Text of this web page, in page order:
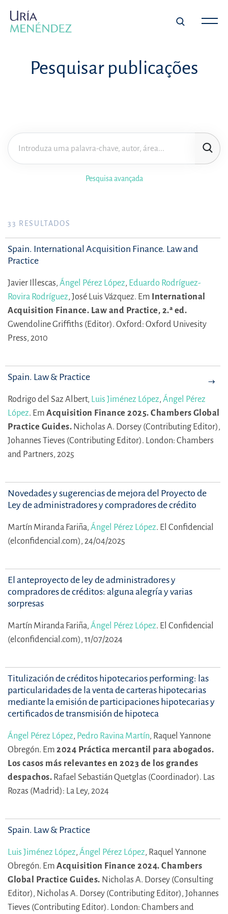
Pesquisar publicações
Pesquisa avançada
33 RESULTADOS
Spain. International Acquisition Finance. Law and
Practice
Javier Illescas, Ángel Pérez López, Eduardo Rodríguez-
Rovira Rodríguez, José Luis Vázquez. Em International
Acquisition Finance. Law and Practice, 2.ª ed.
Gwendoline Griffiths (Editor). Oxford: Oxford Univesity
Press, 2010
Spain. Law & Practice
Rodrigo del Saz Albert, Luis Jiménez López, Ángel Pérez
López. Em Acquisition Finance 2025. Chambers Global
Practice Guides. Nicholas A. Dorsey (Contributing Editor),
Johannes Tieves (Contributing Editor). London: Chambers
and Partners, 2025
Novedades y sugerencias de mejora del Proyecto de
Ley de administradores y compradores de crédito
Martín Miranda Fariña, Ángel Pérez López. El Confidencial
(elconfidencial.com), 24/04/2025
El anteproyecto de ley de administradores y
compradores de créditos: alguna alegría y varias
sorpresas
Martín Miranda Fariña, Ángel Pérez López. El Confidencial
(elconfidencial.com), 11/07/2024
Titulización de créditos hipotecarios performing: las
particularidades de la venta de carteras hipotecarias
mediante la emisión de participaciones hipotecarias y
certificados de transmisión de hipoteca
Ángel Pérez López, Pedro Ravina Martín, Raquel Yannone
Obregón. Em 2024 Práctica mercantil para abogados.
Los casos más relevantes en 2023 de los grandes
despachos. Rafael Sebastián Quetglas (Coordinador). Las
Rozas (Madrid): La Ley, 2024
Spain. Law & Practice
Luis Jiménez López, Ángel Pérez López, Raquel Yannone
Obregón. Em Acquisition Finance 2024. Chambers
Global Practice Guides. Nicholas A. Dorsey (Consulting
Editor), Nicholas A. Dorsey (Contributing Editor), Johannes
Tieves (Contributing Editor). London: Chambers and